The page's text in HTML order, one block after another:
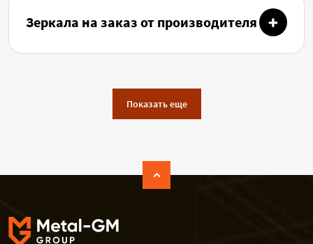
Зеркала на заказ от производителя
Показать еще